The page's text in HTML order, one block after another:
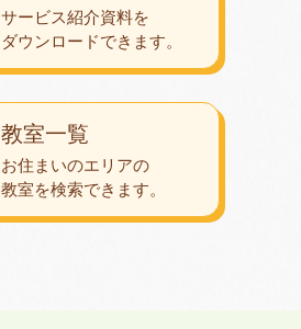
教室一覧
お住まいのエリアの
教室を検索できます。
サービス紹介資料を
ダウンロードできます。